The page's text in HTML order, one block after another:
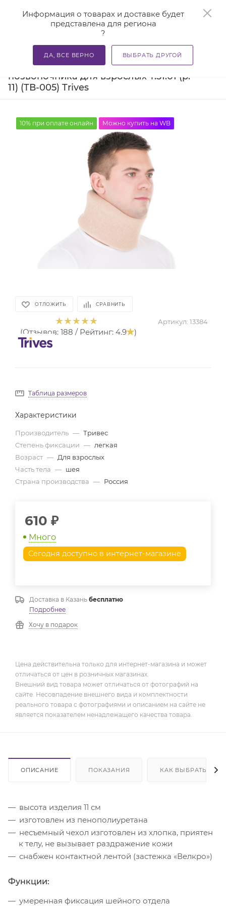
Информация о товарах и доставке будет
представлена для региона
?
ДА, ВСЕ ВЕРНО ВЫБРАТЬ ДРУГОЙ
Главная — Каталог — Бандажи и корсеты — Бандажи
Бандаж на шейный отдел
позвоночника для взрослых Т.51.01 (р.
11) (ТВ-005) Trives
10% при оплате онлайн Можно купить на WB
ОТЛОЖИТЬ СРАВНИТЬ
(Отзывов: 188 / Рейтинг: 4.9 )
Артикул: 13384
Таблица размеров
Характеристики
Производитель — Тривес
Степень фиксации — легкая
Возраст — Для взрослых
Часть тела — шея
Страна производства — Россия
610 ₽
Много
Сегодня доступно в интернет-магазине
Доставка в Казань бесплатно
Подробнее
Хочу в подарок
Цена действительна только для интернет-магазина и может
отличаться от цен в розничных магазинах.
Внешний вид товара может отличаться от фотографий на
сайте. Несовпадение внешнего вида и комплектности
реального товара с фотографиями и описанием на сайте не
является показателем ненадлежащего качества товара.
ОПИСАНИЕ ПОКАЗАНИЯ КАК ВЫБРАТЬ
высота изделия 11 см
изготовлен из пенополиуретана
несъемный чехол изготовлен из хлопка, приятен
к телу, не вызывает раздражение кожи
снабжен контактной лентой (застежка «Велкро»)
Функции:
умеренная фиксация шейного отдела